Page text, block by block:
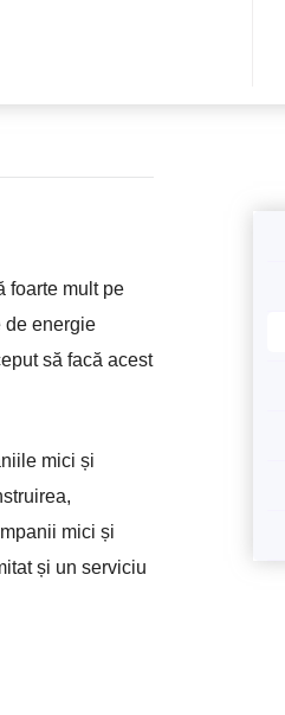
foarte mult pe
de energie
să facă acest
mici și
mici și
și un serviciu